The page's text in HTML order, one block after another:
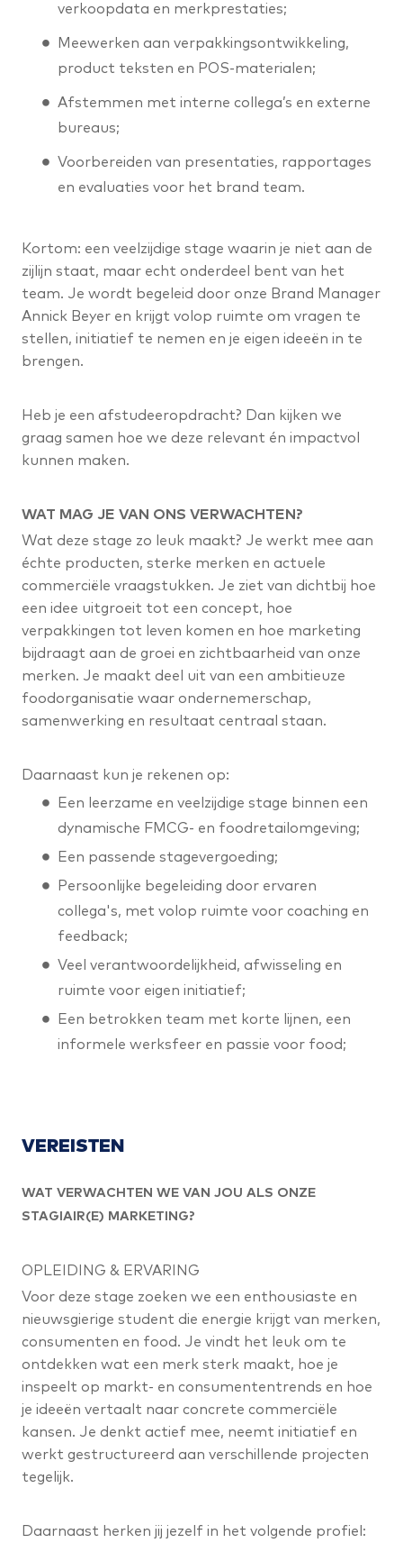
verkoopdata en merkprestaties;
Meewerken aan verpakkingsontwikkeling,
product teksten en POS-materialen;
Afstemmen met interne collega’s en externe
bureaus;
Voorbereiden van presentaties, rapportages
en evaluaties voor het brand team.
Kortom: een veelzijdige stage waarin je niet aan de
zijlijn staat, maar echt onderdeel bent van het
team. Je wordt begeleid door onze Brand Manager
Annick Beyer en krijgt volop ruimte om vragen te
stellen, initiatief te nemen en je eigen ideeën in te
brengen.
Heb je een afstudeeropdracht? Dan kijken we
graag samen hoe we deze relevant én impactvol
kunnen maken.
WAT MAG JE VAN ONS VERWACHTEN?
Wat deze stage zo leuk maakt? Je werkt mee aan
échte producten, sterke merken en actuele
commerciële vraagstukken. Je ziet van dichtbij hoe
een idee uitgroeit tot een concept, hoe
verpakkingen tot leven komen en hoe marketing
bijdraagt aan de groei en zichtbaarheid van onze
merken. Je maakt deel uit van een ambitieuze
foodorganisatie waar ondernemerschap,
samenwerking en resultaat centraal staan.
Daarnaast kun je rekenen op:
Een leerzame en veelzijdige stage binnen een
dynamische FMCG- en foodretailomgeving;
Een passende stagevergoeding;
Persoonlijke begeleiding door ervaren
collega's, met volop ruimte voor coaching en
feedback;
Veel verantwoordelijkheid, afwisseling en
ruimte voor eigen initiatief;
Een betrokken team met korte lijnen, een
informele werksfeer en passie voor food;
VEREISTEN
WAT VERWACHTEN WE VAN JOU ALS ONZE
STAGIAIR(E) MARKETING?
OPLEIDING & ERVARING
Voor deze stage zoeken we een enthousiaste en
nieuwsgierige student die energie krijgt van merken,
consumenten en food. Je vindt het leuk om te
ontdekken wat een merk sterk maakt, hoe je
inspeelt op markt- en consumententrends en hoe
je ideeën vertaalt naar concrete commerciële
kansen. Je denkt actief mee, neemt initiatief en
werkt gestructureerd aan verschillende projecten
tegelijk.
Daarnaast herken jij jezelf in het volgende profiel: